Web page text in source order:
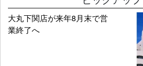
大丸下関店が来年8月末で営
業終了へ